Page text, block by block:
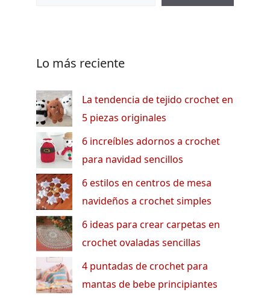
Lo más reciente
La tendencia de tejido crochet en
5 piezas originales
6 increíbles adornos a crochet
para navidad sencillos
6 estilos en centros de mesa
navideños a crochet simples
6 ideas para crear carpetas en
crochet ovaladas sencillas
4 puntadas de crochet para
mantas de bebe principiantes